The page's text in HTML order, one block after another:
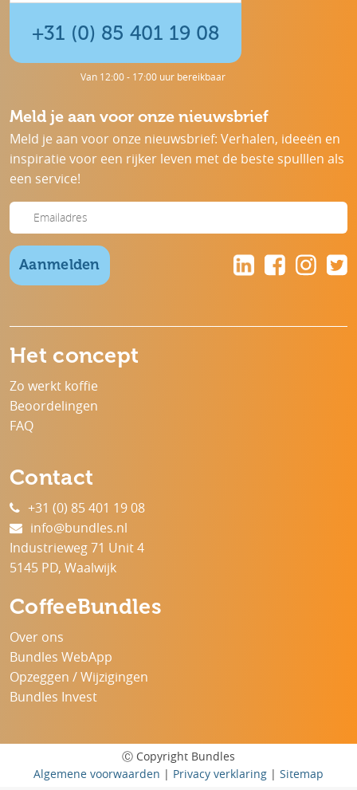
+31 (0) 85 401 19 08
Van 12:00 - 17:00 uur bereikbaar
Meld je aan voor onze nieuwsbrief
Meld je aan voor onze nieuwsbrief: Verhalen, ideeën en
inspiratie voor een rijker leven met de beste spulllen als
een service!
Aanmelden
Het concept
Zo werkt koffie
Beoordelingen
FAQ
Contact
+31 (0) 85 401 19 08
info@bundles.nl
Industrieweg 71 Unit 4
5145 PD, Waalwijk
CoffeeBundles
Over ons
Bundles WebApp
Opzeggen / Wijzigingen
Bundles Invest
Ⓒ Copyright Bundles
Algemene voorwaarden | Privacy verklaring | Sitemap